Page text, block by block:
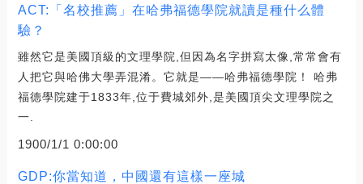
ACT:「名校推薦」在哈弗福德學院就讀是種什么體
驗？
雖然它是美國頂級的文理學院,但因為名字拼寫太像,常常會有
人把它與哈佛大學弄混淆。它就是——哈弗福德學院！ 哈弗
福德學院建于1833年,位于費城郊外,是美國頂尖文理學院之
一.
1900/1/1 0:00:00
GDP:你當知道，中國還有這樣一座城